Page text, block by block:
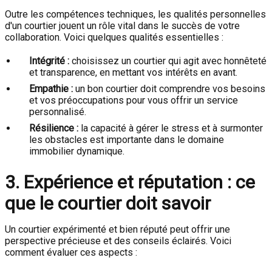
Outre les compétences techniques, les qualités personnelles
d'un courtier jouent un rôle vital dans le succès de votre
collaboration. Voici quelques qualités essentielles :
Intégrité : choisissez un courtier qui agit avec honnêteté
et transparence, en mettant vos intérêts en avant.
Empathie : un bon courtier doit comprendre vos besoins
et vos préoccupations pour vous offrir un service
personnalisé.
Résilience : la capacité à gérer le stress et à surmonter
les obstacles est importante dans le domaine
immobilier dynamique.
3. Expérience et réputation : ce
que le courtier doit savoir
Un courtier expérimenté et bien réputé peut offrir une
perspective précieuse et des conseils éclairés. Voici
comment évaluer ces aspects :